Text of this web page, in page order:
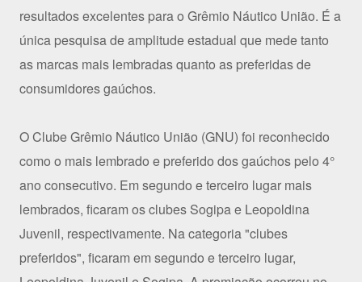
resultados excelentes para o Grêmio Náutico União. É a
única pesquisa de amplitude estadual que mede tanto
as marcas mais lembradas quanto as preferidas de
consumidores gaúchos.
O Clube Grêmio Náutico União (GNU) foi reconhecido
como o mais lembrado e preferido dos gaúchos pelo 4°
ano consecutivo. Em segundo e terceiro lugar mais
lembrados, ficaram os clubes Sogipa e Leopoldina
Juvenil, respectivamente. Na categoria "clubes
preferidos", ficaram em segundo e terceiro lugar,